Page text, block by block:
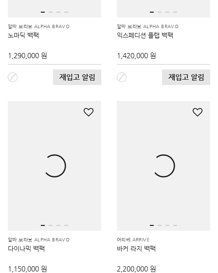
알파 브라보 ALPHA BRAVO
노마딕 백팩
1,290,000 원
재입고 알림
알파 브라보 ALPHA BRAVO
익스페디션 플랩 백팩
1,420,000 원
재입고 알림
알파 브라보 ALPHA BRAVO
다이나믹 백팩
1,150,000 원
어리베 ARRIVÉ
바커 라지 백팩
2,200,000 원